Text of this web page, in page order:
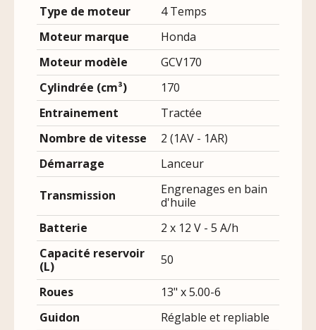
Type de moteur
4 Temps
Moteur marque
Honda
Moteur modèle
GCV170
Cylindrée (cm³)
170
Entrainement
Tractée
Nombre de vitesse
2 (1AV - 1AR)
Démarrage
Lanceur
Transmission
Engrenages en bain
d'huile
Batterie
2 x 12 V - 5 A/h
Capacité reservoir
(L)
50
Roues
13" x 5.00-6
Guidon
Réglable et repliable